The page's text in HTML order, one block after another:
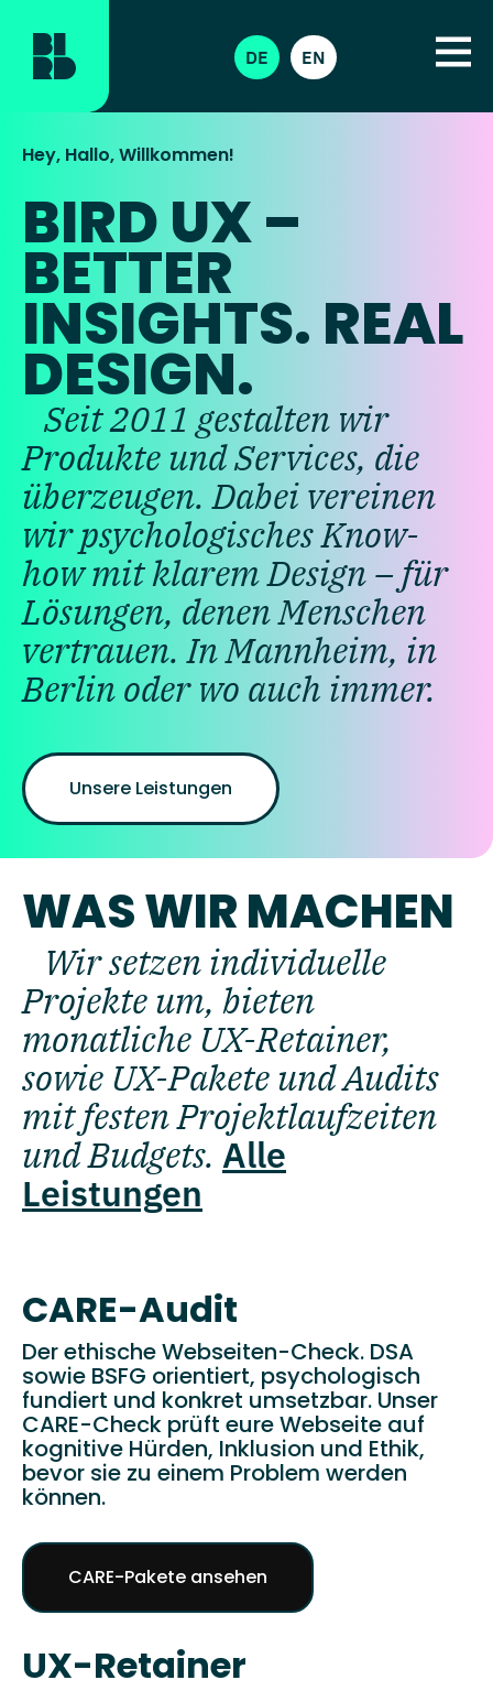
DE EN
Hey, Hallo, Willkommen!
BIRD UX –
BETTER
INSIGHTS. REAL
DESIGN.
Seit 2011 gestalten wir
Produkte und Services, die
überzeugen. Dabei vereinen
wir psychologisches Know-
how mit klarem Design – für
Lösungen, denen Menschen
vertrauen. In Mannheim, in
Berlin oder wo auch immer.
Unsere Leistungen
WAS WIR MACHEN
Wir setzen individuelle
Projekte um, bieten
monatliche UX-Retainer,
sowie UX-Pakete und Audits
mit festen Projektlaufzeiten
und Budgets. Alle
Leistungen
CARE-Audit
Der ethische Webseiten-Check. DSA
sowie BSFG orientiert, psychologisch
fundiert und konkret umsetzbar. Unser
CARE-Check prüft eure Webseite auf
kognitive Hürden, Inklusion und Ethik,
bevor sie zu einem Problem werden
können.
CARE-Pakete ansehen
UX-Retainer